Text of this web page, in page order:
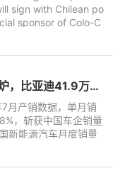
sign with Chilean po
sponsor of Colo-C
7月新能源汽车销量榜出炉，比亚迪41.9万辆稳居榜首
月产销数据，单月销
，斩获中国车企销量
新能源汽车月度销量
半年，继2026年上半